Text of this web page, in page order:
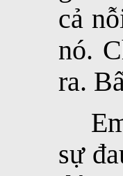
cả
nó.
ra.
sự